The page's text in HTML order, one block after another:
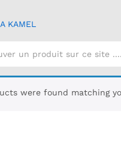
were found matching